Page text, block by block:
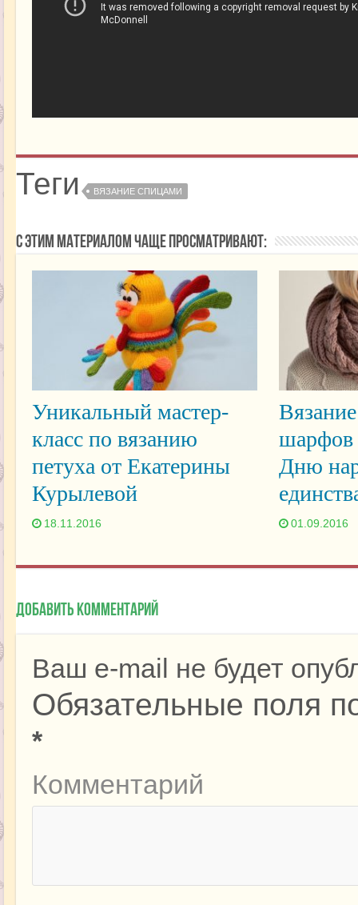
Теги ВЯЗАНИЕ СПИЦАМИ
С этим материалом чаще просматривают:
Уникальный мастер-
класс по вязанию
петуха от Екатерины
Курылевой
18.11.2016
шарфов
Дню
01.09.2016
Добавить комментарий
Ваш e-mail не будет
Обязательные поля
*
Комментарий